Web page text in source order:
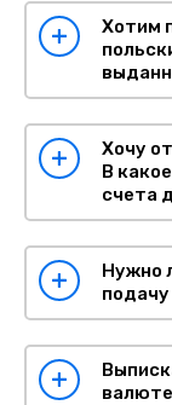
Хотим
Хочу
В
счета
Нужно